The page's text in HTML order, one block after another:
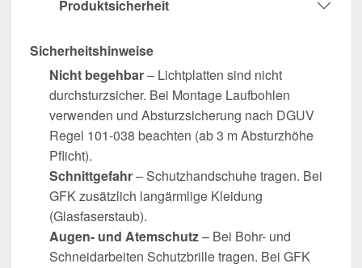
Produktsicherheit
Sicherheitshinweise
Nicht begehbar– Lichtplatten sind nicht
durchsturzsicher. Bei Montage Laufbohlen
verwenden und Absturzsicherung nach DGUV
Regel 101-038 beachten (ab 3 m Absturzhöhe
Pflicht).
Schnittgefahr– Schutzhandschuhe tragen. Bei
GFK zusätzlich langärmlige Kleidung
(Glasfaserstaub).
Augen- und Atemschutz– Bei Bohr- und
Schneidarbeiten Schutzbrille tragen. Bei GFK